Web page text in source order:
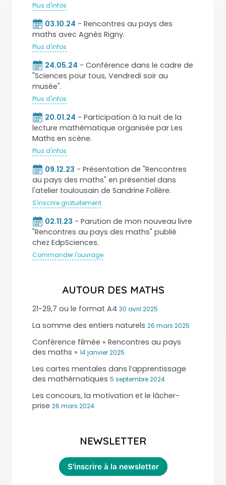
Plus d'infos
03.10.24 - Rencontres au pays des
maths avec Agnès Rigny.
Plus d'infos
24.05.24 - Conférence dans le cadre de
"Sciences pour tous, Vendredi soir au
musée".
Plus d'infos
20.01.24 - Participation à la nuit de la
lecture mathématique organisée par Les
Maths en scène.
Plus d'infos
09.12.23 - Présentation de "Rencontres
au pays des maths" en présentiel dans
l'atelier toulousain de Sandrine Follère.
S'inscrire gratuitement
02.11.23 - Parution de mon nouveau livre
"Rencontres au pays des maths" publié
chez EdpSciences.
Commander l'ouvrage
AUTOUR DES MATHS
21-29,7 ou le format A4 30 avril 2025
La somme des entiers naturels 26 mars 2025
Conférence filmée « Rencontres au pays
des maths » 14 janvier 2025
Les cartes mentales dans l’apprentissage
des mathématiques 5 septembre 2024
Les concours, la motivation et le lâcher-
prise 26 mars 2024
NEWSLETTER